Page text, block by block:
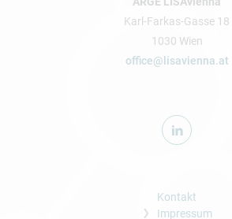
Karl-Farkas-Gasse 18
1030 Wien
office@lisavienna.at
Kontakt
Impressum